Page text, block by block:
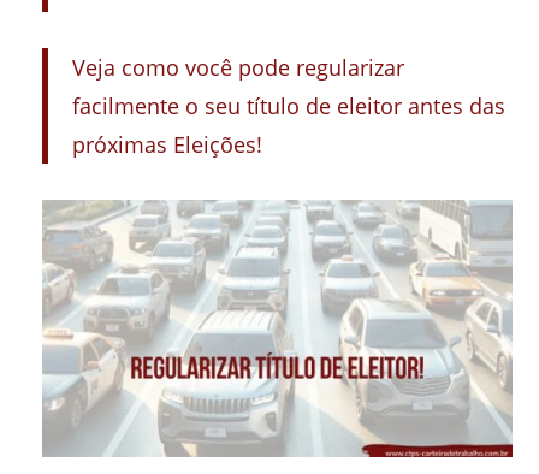
Veja como você pode regularizar
facilmente o seu título de eleitor antes das
próximas Eleições!